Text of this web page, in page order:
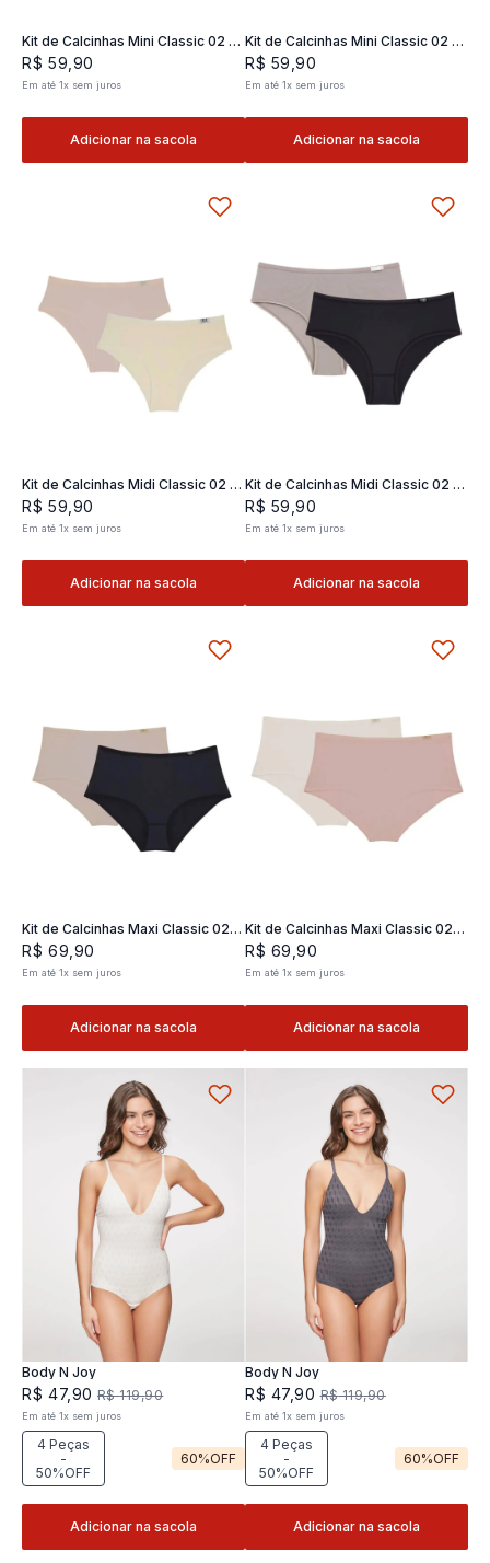
Kit de Calcinhas Mini Classic 02 -
2 und
R$ 59 90
Em até1x sem juros
Adicionar na sacola
Kit de Calcinhas Mini Classic 02 -
2 und
R$ 59 ,90
Em até 1x sem juros
Adicionar na sacola
Kit de Calcinhas Midi Classic 02 -
2 und
R$ 59 90
Em até1x sem juros
Adicionar na sacola
Kit de Calcinhas Midi Classic 02 -
2 und
R$ 59 ,90
Em até 1x sem juros
Adicionar na sacola
Kit de Calcinhas Maxi Classic 02 -
2 und
R$ 69 90
Em até1x sem juros
Adicionar na sacola
Kit de Calcinhas Maxi Classic 02 -
2 und
R$ 69 ,90
Em até 1x sem juros
Adicionar na sacola
Body N Joy
R$ 47,90 R$ 119,90
Em até1x sem juros
4 Peças
-
50%OFF
60%OFF
Adicionar na sacola
Body N Joy
R$ 47,90 R$ 119,90
Em até 1x sem juros
4 Peças
-
50%OFF
60%OFF
Adicionar na sacola